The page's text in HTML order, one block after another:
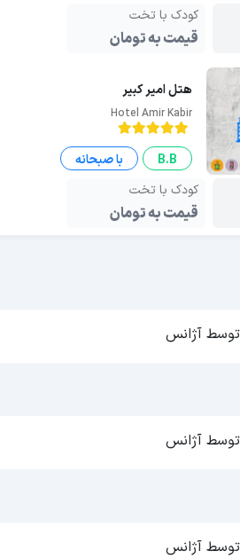
کودک با تخت
قیمت به تومان
هتل امیر کبیر
Hotel Amir Kabir
B.B
با صبحانه
کودک با تخت
قیمت به تومان
آژانس
آژانس
آژانس